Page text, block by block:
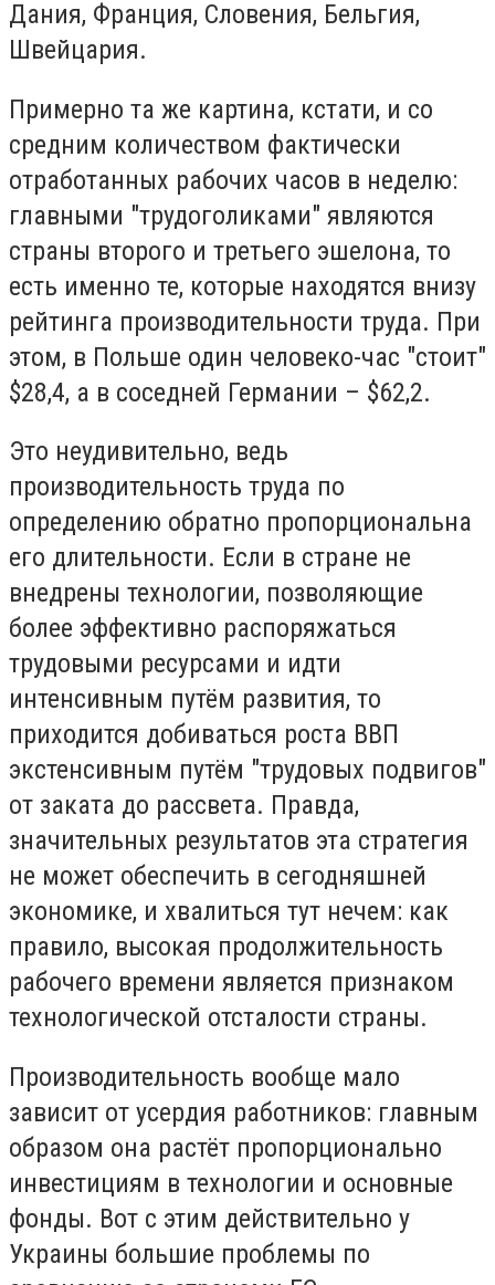
Дания, Франция, Словения, Бельгия,
Швейцария.
Примерно та же картина, кстати, и со
средним количеством фактически
отработанных рабочих часов в неделю:
главными "трудоголиками" являются
страны второго и третьего эшелона, то
есть именно те, которые находятся внизу
рейтинга производительности труда. При
этом, в Польше один человеко-час "стоит"
$28,4, а в соседней Германии – $62,2.
Это неудивительно, ведь
производительность труда по
определению обратно пропорциональна
его длительности. Если в стране не
внедрены технологии, позволяющие
более эффективно распоряжаться
трудовыми ресурсами и идти
интенсивным путём развития, то
приходится добиваться роста ВВП
экстенсивным путём "трудовых подвигов"
от заката до рассвета. Правда,
значительных результатов эта стратегия
не может обеспечить в сегодняшней
экономике, и хвалиться тут нечем: как
правило, высокая продолжительность
рабочего времени является признаком
технологической отсталости страны.
Производительность вообще мало
зависит от усердия работников: главным
образом она растёт пропорционально
инвестициям в технологии и основные
фонды. Вот с этим действительно у
Украины большие проблемы по